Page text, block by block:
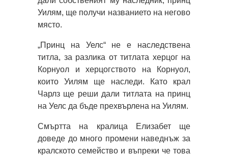
Уилям, ще получи названието на негово
място.
„Принц на Уелс“ не е наследствена
титла, за разлика от титлата херцог на
Корнуол и херцогството на Корнуол,
които Уилям ще наследи. Като крал
Чарлз ще реши дали титлата на принц
на Уелс да бъде прехвърлена на Уилям.
Смъртта на кралица Елизабет ще
доведе до много промени наведнъж за
кралското семейство и въпреки че това